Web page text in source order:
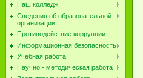
Наш колледж
Сведения об образовательной
организации
Противодействие коррупции
Информационная безопасность
Учебная работа
Научно - методическая работа